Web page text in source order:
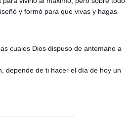
y formó para que vivas y hagas
cuales Dios dispuso de antemano a
depende de ti hacer el día de hoy un